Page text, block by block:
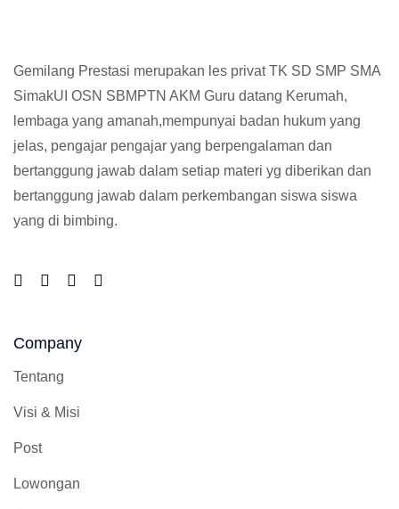
Gemilang Prestasi merupakan les privat TK SD SMP SMA
SimakUI OSN SBMPTN AKM Guru datang Kerumah,
lembaga yang amanah,mempunyai badan hukum yang
jelas, pengajar pengajar yang berpengalaman dan
bertanggung jawab dalam setiap materi yg diberikan dan
bertanggung jawab dalam perkembangan siswa siswa
yang di bimbing.
Company
Tentang
Visi & Misi
Post
Lowongan